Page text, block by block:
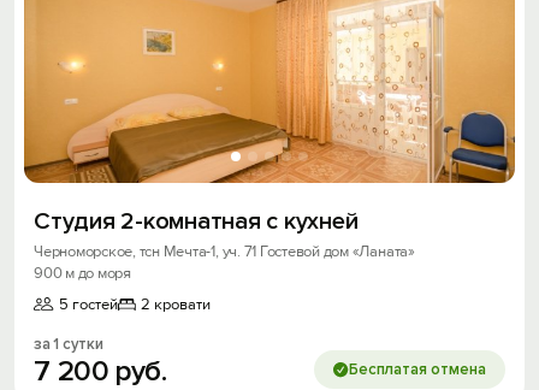
Студия 2-комнатная с кухней
Черноморское, тсн Мечта-1, уч. 71 Гостевой дом «Ланата»
900 м до моря
5 гостей
2 кровати
за 1 сутки
7 200 руб. Бесплатая отмена